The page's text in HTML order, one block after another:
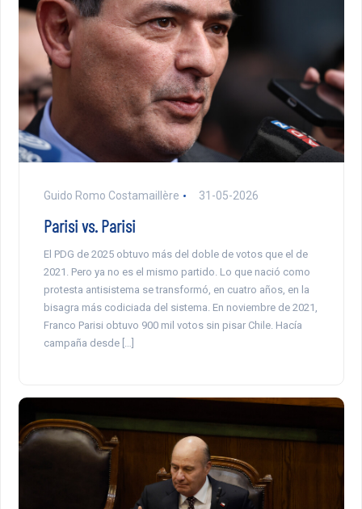
Guido Romo Costamaillère 31-05-2026
Parisi vs. Parisi
El PDG de 2025 obtuvo más del doble de votos que el de
2021. Pero ya no es el mismo partido. Lo que nació como
protesta antisistema se transformó, en cuatro años, en la
bisagra más codiciada del sistema. En noviembre de 2021,
Franco Parisi obtuvo 900 mil votos sin pisar Chile. Hacía
campaña desde […]